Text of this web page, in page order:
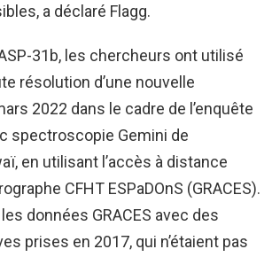
a déclaré Flagg.
31b, les chercheurs ont utilisé
résolution d’une nouvelle
2022 dans le cadre de l’enquête
spectroscopie Gemini de
en utilisant l’accès à distance
CFHT ESPaDOnS (GRACES).
données GRACES avec des
prises en 2017, qui n’étaient pas